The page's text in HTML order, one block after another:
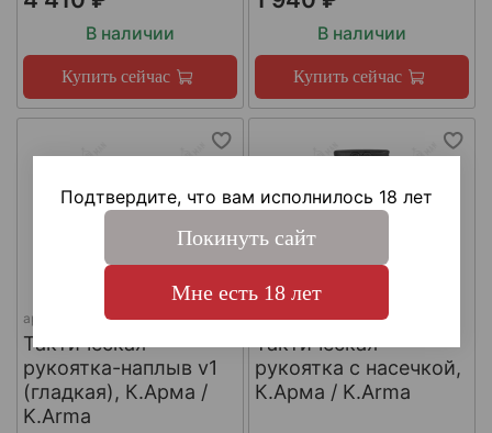
В наличии
Купить сейчас
В наличии
Купить сейчас
арт. KA-T-TG6
Тактическая
рукоятка-наплыв v1
(гладкая), К.Арма /
K.Arma
арт.KEY-403
Тактическая
рукоятка с насечкой,
К.Арма / K.Arma
Подтвердите, что вам исполнилось 18 лет
Покинуть сайт
Мне есть 18 лет